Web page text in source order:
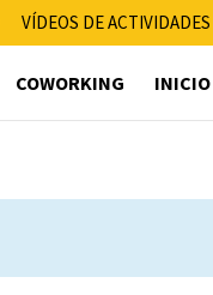
VÍDEOS DE ACTIVIDADES
COWORKING INICIO